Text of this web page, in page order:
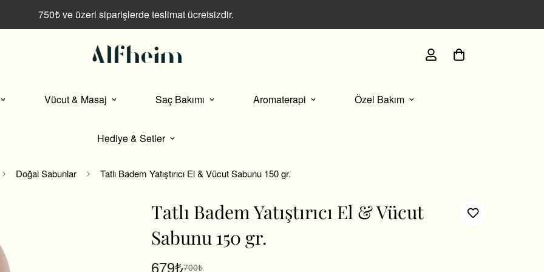
750₺ ve üzeri siparişlerde teslimat ücretsizdir.
Vücut & Masaj Saç Bakımı Aromaterapi Özel Bakım
Hediye & Setler
Doğal Sabunlar Tatlı Badem Yatıştırıcı El & Vücut Sabunu 150 gr.
Tatlı Badem Yatıştırıcı El & Vücut
Sabunu 150 gr.
679₺700₺